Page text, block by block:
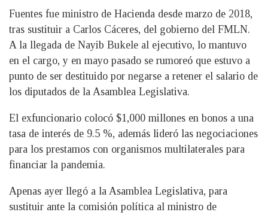
Fuentes fue ministro de Hacienda desde marzo de 2018,
tras sustituir a Carlos Cáceres, del gobierno del FMLN.
A la llegada de Nayib Bukele al ejecutivo, lo mantuvo
en el cargo, y en mayo pasado se rumoreó que estuvo a
punto de ser destituido por negarse a retener el salario de
los diputados de la Asamblea Legislativa.
El exfuncionario colocó $1,000 millones en bonos a una
tasa de interés de 9.5 %, además lideró las negociaciones
para los prestamos con organismos multilaterales para
financiar la pandemia.
Apenas ayer llegó a la Asamblea Legislativa, para
sustituir ante la comisión política al ministro de